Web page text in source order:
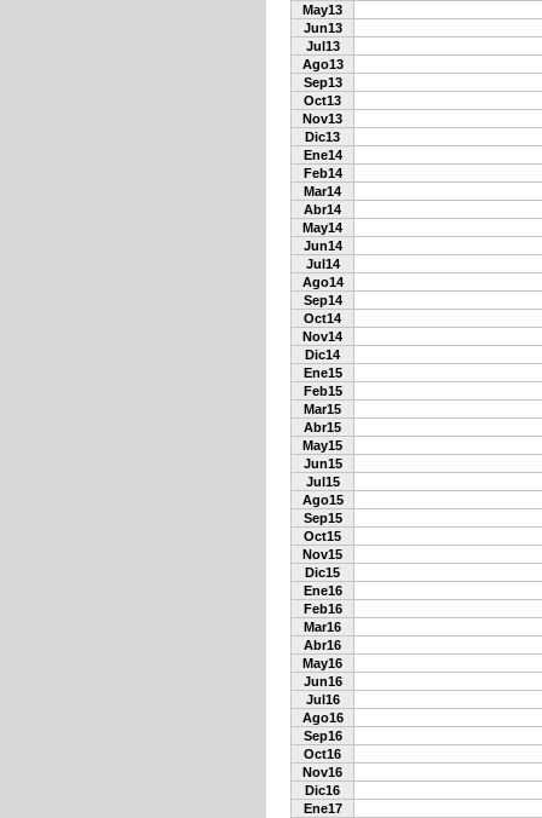
May13
Jun13
Jul13
Ago13
Sep13
Oct13
Nov13
Dic13
Ene14
Feb14
Mar14
Abr14
May14
Jun14
Jul14
Ago14
Sep14
Oct14
Nov14
Dic14
Ene15
Feb15
Mar15
Abr15
May15
Jun15
Jul15
Ago15
Sep15
Oct15
Nov15
Dic15
Ene16
Feb16
Mar16
Abr16
May16
Jun16
Jul16
Ago16
Sep16
Oct16
Nov16
Dic16
Ene17